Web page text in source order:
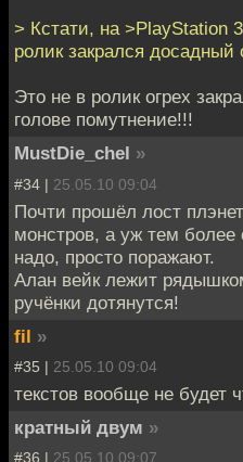
> Кстати, на >PlayStation
ролик закрался досадный
Это не в ролик огрех
голове помутнение!!!
MustDie_chel »
#34 | 25.05.10 09:04
Почти прошёл лост
монстров, а уж тем
надо, просто поражают.
Алан вейк лежит
ручёнки дотянутся!
fil »
#35 | 25.05.10 09:04
текстов вообще не будет
кратный двум »
#36 | 25.05.10 09:07